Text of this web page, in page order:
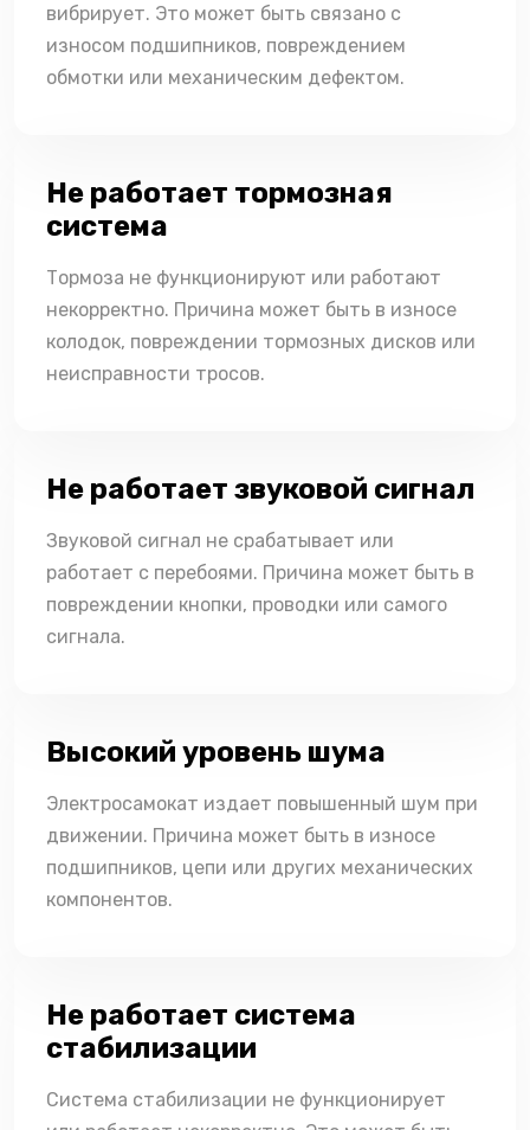
вибрирует. Это может быть связано с
износом подшипников, повреждением
обмотки или механическим дефектом.
Не работает тормозная
система
Тормоза не функционируют или работают
некорректно. Причина может быть в износе
колодок, повреждении тормозных дисков или
неисправности тросов.
Не работает звуковой сигнал
Звуковой сигнал не срабатывает или
работает с перебоями. Причина может быть в
повреждении кнопки, проводки или самого
сигнала.
Высокий уровень шума
Электросамокат издает повышенный шум при
движении. Причина может быть в износе
подшипников, цепи или других механических
компонентов.
Не работает система
стабилизации
Система стабилизации не функционирует